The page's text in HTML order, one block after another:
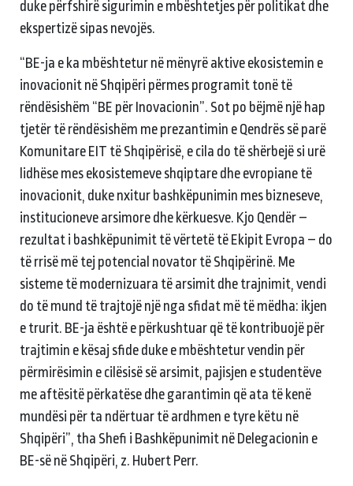
duke përfshirë sigurimin e mbështetjes për politikat dhe
ekspertizë sipas nevojës.
“BE-ja e ka mbështetur në mënyrë aktive ekosistemin e
inovacionit në Shqipëri përmes programit tonë të
rëndësishëm “BE për Inovacionin”. Sot po bëjmë një hap
tjetër të rëndësishëm me prezantimin e Qendrës së parë
Komunitare EIT të Shqipërisë, e cila do të shërbejë si urë
lidhëse mes ekosistemeve shqiptare dhe evropiane të
inovacionit, duke nxitur bashkëpunimin mes bizneseve,
institucioneve arsimore dhe kërkuesve. Kjo Qendër –
rezultat i bashkëpunimit të vërtetë të Ekipit Evropa – do
të rrisë më tej potencial novator të Shqipërinë. Me
sisteme të modernizuara të arsimit dhe trajnimit, vendi
do të mund të trajtojë një nga sfidat më të mëdha: ikjen
e trurit. BE-ja është e përkushtuar që të kontribuojë për
trajtimin e kësaj sfide duke e mbështetur vendin për
përmirësimin e cilësisë së arsimit, pajisjen e studentëve
me aftësitë përkatëse dhe garantimin që ata të kenë
mundësi për ta ndërtuar të ardhmen e tyre këtu në
Shqipëri”, tha Shefi i Bashkëpunimit në Delegacionin e
BE-së në Shqipëri, z. Hubert Perr.